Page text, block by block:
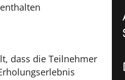
dass die Teilnehmer